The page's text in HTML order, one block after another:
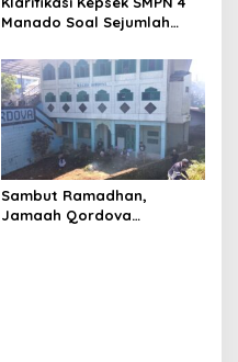
Manado Soal Sejumlah
Polresta Manado
Sambut Ramadhan,
Jamaah Qordova